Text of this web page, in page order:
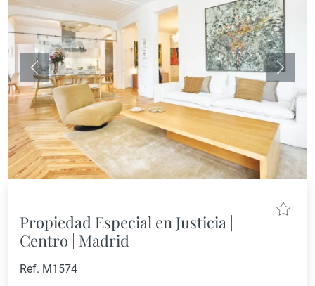
Anterior
Propiedad Especial en Justicia |
Centro | Madrid
Ref. M1574